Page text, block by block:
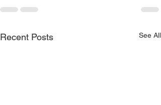
Recent Posts See All